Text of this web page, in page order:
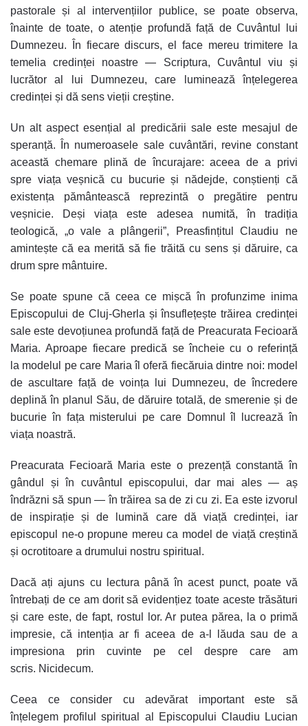
pastorale și al intervențiilor publice, se poate observa,
înainte de toate, o atenție profundă față de Cuvântul lui
Dumnezeu. În fiecare discurs, el face mereu trimitere la
temelia credinței noastre — Scriptura, Cuvântul viu și
lucrător al lui Dumnezeu, care luminează înțelegerea
credinței și dă sens vieții creștine.
Un alt aspect esențial al predicării sale este mesajul de
speranță. În numeroasele sale cuvântări, revine constant
această chemare plină de încurajare: aceea de a privi
spre viața veșnică cu bucurie și nădejde, conștienți că
existența pământească reprezintă o pregătire pentru
veșnicie. Deși viața este adesea numită, în tradiția
teologică, „o vale a plângerii”, Preasfințitul Claudiu ne
amintește că ea merită să fie trăită cu sens și dăruire, ca
drum spre mântuire.
Se poate spune că ceea ce mișcă în profunzime inima
Episcopului de Cluj-Gherla și însuflețește trăirea credinței
saleeste devoțiunea profundă față de Preacurata Fecioară
Maria. Aproape fiecare predică se încheie cu o referință
la modelul pe care Maria îl oferă fiecăruia dintre noi: model
de ascultare față de voința lui Dumnezeu, de încredere
deplină în planul Său, de dăruire totală, de smerenie și de
bucurie în fața misterului pe care Domnul îl lucrează în
viața noastră.
Preacurata Fecioară Maria este o prezență constantă în
gândul și în cuvântul episcopului, dar mai ales — aș
îndrăzni să spun —în trăirea sa de zi cu zi. Ea este izvorul
de inspirație și de lumină care dă viață credinței, iar
episcopul ne-o propune mereu ca model de viață creștină
și ocrotitoare a drumului nostru spiritual .
Dacă ați ajuns cu lectura până în acest punct, poate vă
întrebați de ce am dorit să evidențiez toate aceste trăsături
și care este, de fapt, rostul lor. Ar putea părea, la o primă
impresie, că intenția ar fi aceea de a-l lăuda sau de a
impresiona prin cuvinte pe cel despre care am
scris. Nicidecum.
Ceea ce consider cu adevărat important este să
înțelegem profilul spiritual al Episcopului Claudiu Lucian